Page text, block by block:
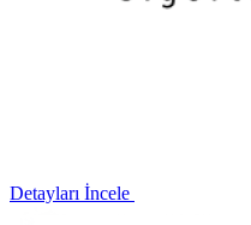
Detayları İncele